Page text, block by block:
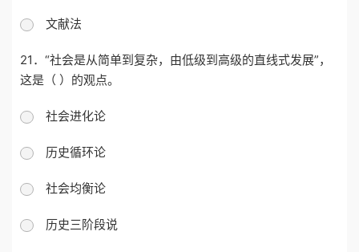
文献法
21．“社会是从简单到复杂，由低级到高级的直线式发展”，
这是（ ）的观点。
社会进化论
历史循环论
社会均衡论
历史三阶段说